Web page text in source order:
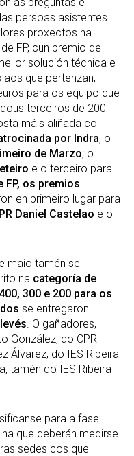
persoas asistentes.
proxectos na
FP, cun premio de
solución técnica e
que pertenzan;
para os equipo que
terceiros de 200
máis aliñada co
por Indra, o
de Marzo; o
e o terceiro para
FP, os premios
en primeiro lugar para
Daniel Castelao e o
maio tamén se
na categoría de
300 e 200 para os
se entregaron
. O gañadores,
González, do CPR
Álvarez, do IES Ribeira
tamén do IES Ribeira
para a fase
que deberán medirse
sedes cos que